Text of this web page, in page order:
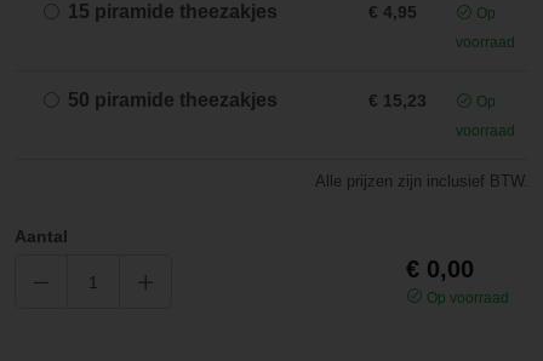
15 piramide theezakjes € 4,95
Op
voorraad
50 piramide theezakjes € 15,23
Op
voorraad
Alle prijzen zijn inclusief BTW.
Aantal
€ 0,00
Op voorraad